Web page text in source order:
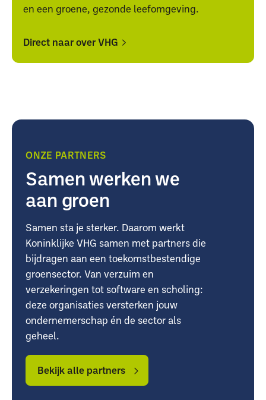
en een groene, gezonde leefomgeving.
Direct naar over VHG
VHG
VHG
ONZE PARTNERS
Samen werken we
aan groen
Samen sta je sterker. Daarom werkt
Koninklijke VHG samen met partners die
bijdragen aan een toekomstbestendige
groensector. Van verzuim en
verzekeringen tot software en scholing:
deze organisaties versterken jouw
ondernemerschap én de sector als
geheel.
alle
partners
alle
partners
Bekijk alle partners